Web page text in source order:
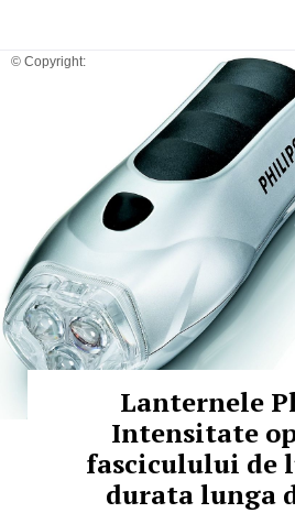
© Copyright:
Lanternele
Intensitate
fasciculului de
durata lunga